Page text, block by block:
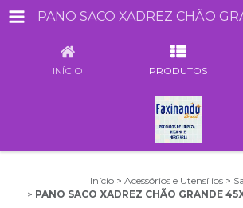
INÍCIO PRODUTOS
Início > Acessórios e Utensílios >
> PANO SACO XADREZ CHÃO GRANDE